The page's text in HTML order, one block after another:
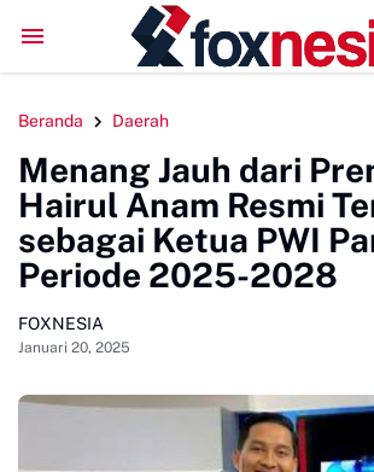
Literatur Institut Minta Polda Metro
Beranda Daerah
Menang Jauh dari
Hairul Anam Resmi
sebagai Ketua PWI
Periode 2025-2028
FOXNESIA
Januari 20, 2025